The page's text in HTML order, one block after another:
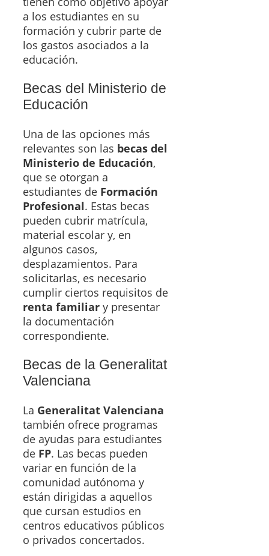
a los estudiantes en su
formación y cubrir parte de
los gastos asociados a la
educación.
Becas del Ministerio de
Educación
Una de las opciones más
relevantes son las becas del
Ministerio de Educación,
que se otorgan a
estudiantes de Formación
Profesional. Estas becas
pueden cubrir matrícula,
material escolar y, en
algunos casos,
desplazamientos. Para
solicitarlas, es necesario
cumplir ciertos requisitos de
renta familiar y presentar
la documentación
correspondiente.
Becas de la Generalitat
Valenciana
La Generalitat Valenciana
también ofrece programas
de ayudas para estudiantes
de FP. Las becas pueden
variar en función de la
comunidad autónoma y
están dirigidas a aquellos
que cursan estudios en
centros educativos públicos
o privados concertados.